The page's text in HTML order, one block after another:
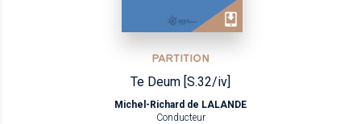
PARTITION
Te Deum [S.32/iv]
Michel-Richard de LALANDE
Conducteur